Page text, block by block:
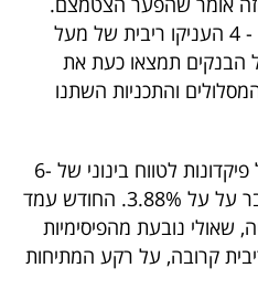
בתחרות בין הבנקים הגדולים - 4 העניקו ריבית של מעל
הבנקים תמצאו כעת את
והתכניות השתנו
עם זאת, ממוצע המערכת של פיקדונות לטווח בינוני של 6-
12 חודשים עמד בחודש שעבר על על 3.88%. החודש עמד
- וזו עלייה, שאולי נובעת מהפיסימיות
קרובה, על רקע המתיחות